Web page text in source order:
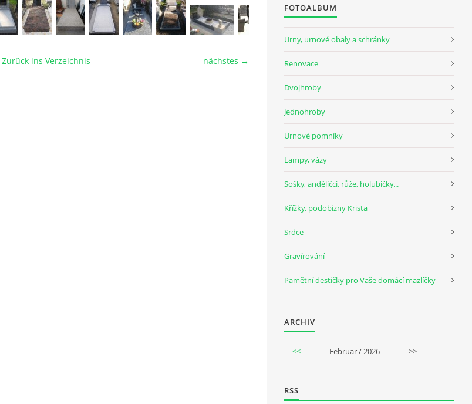
nächstes →
Zurück ins Verzeichnis
FOTOALBUM
Urny, urnové obaly a schránky
Renovace
Dvojhroby
Jednohroby
Urnové pomníky
Lampy, vázy
Sošky, andělíčci, růže, holubičky...
Křížky, podobizny Krista
Srdce
Gravírování
Pamětní destičky pro Vaše domácí mazlíčky
ARCHIV
<< Februar / 2026 >>
RSS